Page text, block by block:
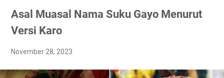
Asal Muasal Nama Suku Gayo Menurut
Versi Karo
November 28, 2023